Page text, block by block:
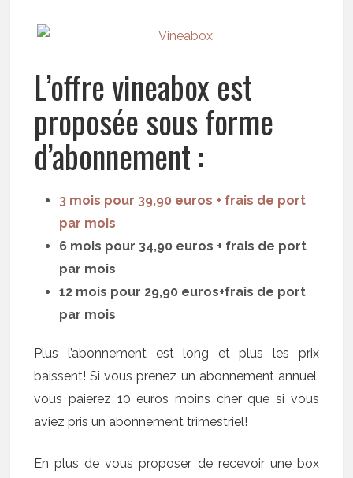
L’offre vineabox est
proposée sous forme
d’abonnement :
3 mois pour 39,90 euros + frais de port
par mois
6 mois pour 34,90 euros + frais de port
par mois
12 mois pour 29,90 euros+frais de port
par mois
Plus l’abonnement est long et plus les prix
baissent! Si vous prenez un abonnement annuel,
vous paierez 10 euros moins cher que si vous
aviez pris un abonnement trimestriel!
En plus de vous proposer de recevoir une box